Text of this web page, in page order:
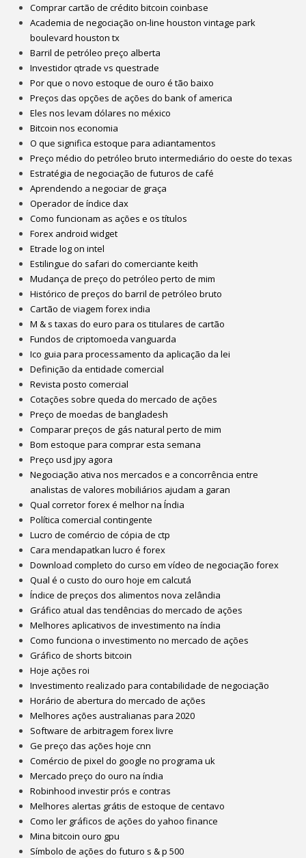
Comprar cartão de crédito bitcoin coinbase
Academia de negociação on-line houston vintage park
boulevard houston tx
Barril de petróleo preço alberta
Investidor qtrade vs questrade
Por que o novo estoque de ouro é tão baixo
Preços das opções de ações do bank of america
Eles nos levam dólares no méxico
Bitcoin nos economia
O que significa estoque para adiantamentos
Preço médio do petróleo bruto intermediário do oeste do texas
Estratégia de negociação de futuros de café
Aprendendo a negociar de graça
Operador de índice dax
Como funcionam as ações e os títulos
Forex android widget
Etrade log on intel
Estilingue do safari do comerciante keith
Mudança de preço do petróleo perto de mim
Histórico de preços do barril de petróleo bruto
Cartão de viagem forex india
M & s taxas do euro para os titulares de cartão
Fundos de criptomoeda vanguarda
Ico guia para processamento da aplicação da lei
Definição da entidade comercial
Revista posto comercial
Cotações sobre queda do mercado de ações
Preço de moedas de bangladesh
Comparar preços de gás natural perto de mim
Bom estoque para comprar esta semana
Preço usd jpy agora
Negociação ativa nos mercados e a concorrência entre
analistas de valores mobiliários ajudam a garan
Qual corretor forex é melhor na Índia
Política comercial contingente
Lucro de comércio de cópia de ctp
Cara mendapatkan lucro é forex
Download completo do curso em vídeo de negociação forex
Qual é o custo do ouro hoje em calcutá
Índice de preços dos alimentos nova zelândia
Gráfico atual das tendências do mercado de ações
Melhores aplicativos de investimento na índia
Como funciona o investimento no mercado de ações
Gráfico de shorts bitcoin
Hoje ações roi
Investimento realizado para contabilidade de negociação
Horário de abertura do mercado de ações
Melhores ações australianas para 2020
Software de arbitragem forex livre
Ge preço das ações hoje cnn
Comércio de pixel do google no programa uk
Mercado preço do ouro na índia
Robinhood investir prós e contras
Melhores alertas grátis de estoque de centavo
Como ler gráficos de ações do yahoo finance
Mina bitcoin ouro gpu
Símbolo de ações do futuro s & p 500